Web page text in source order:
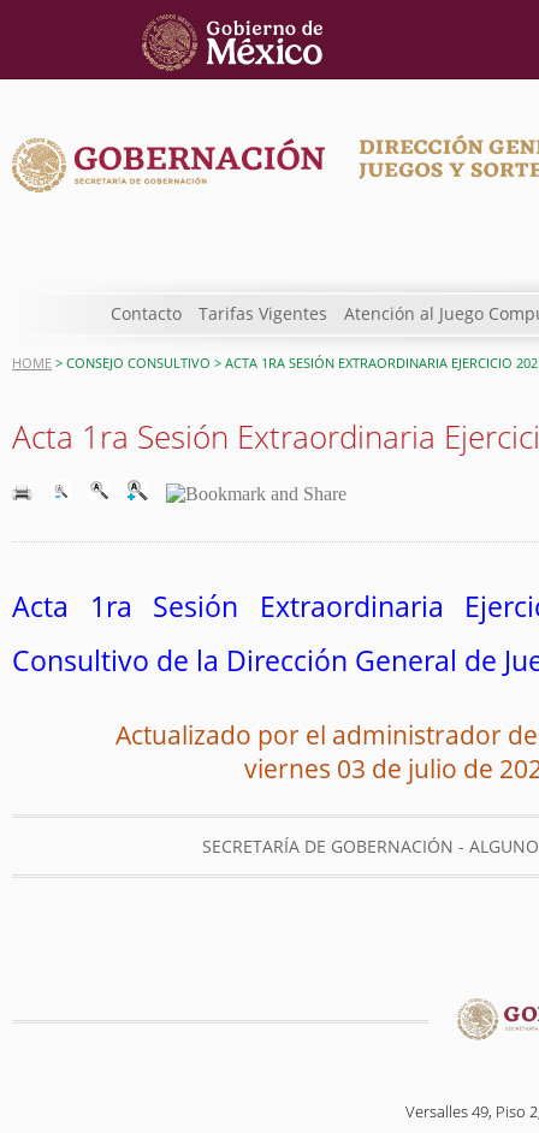
Contacto Tarifas Vigentes Atención al Juego
HOME > CONSEJO CONSULTIVO > ACTA 1RA SESIÓN EXTRAORDINARIA EJERCICIO
Acta 1ra Sesión Extraordinaria
Acta 1ra Sesión Extraordinaria
Consultivo de la Dirección General de
Actualizado por el administrador
viernes 03 de julio de
SECRETARÍA DE GOBERNACIÓN -
Versalles 49, Piso